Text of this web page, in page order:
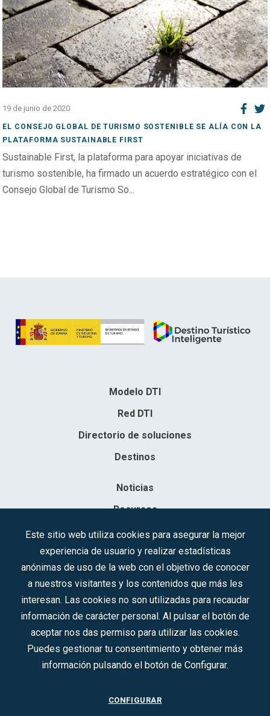
19 de junio de 2020
EL CONSEJO GLOBAL DE TURISMO SOSTENIBLE SE ALÍA CON LA
PLATAFORMA SUSTAINABLE FIRST
Sustainable First, la plataforma para apoyar iniciativas de
turismo sostenible, ha firmado un acuerdo estratégico con el
Consejo Global de Turismo So...
Modelo DTI
Red DTI
Directorio de soluciones
Destinos
Noticias
Recursos
Contacto
Sociedad Mercantil Estatal para la Gestión de la Innovación y las
Síguenos en redes sociales:
CONTACTO
Este sitio web utiliza cookies para asegurar la mejor
experiencia de usuario y realizar estadísticas
anónimas de uso de la web con el objetivo de conocer
a nuestros visitantes y los contenidos que más les
interesan. Las cookies no son utilizadas para recaudar
información de carácter personal. Al pulsar el botón de
aceptar nos das permiso para utilizar las cookies.
Puedes gestionar tu consentimiento y obtener más
información pulsando el botón de Configurar.
CONFIGURAR